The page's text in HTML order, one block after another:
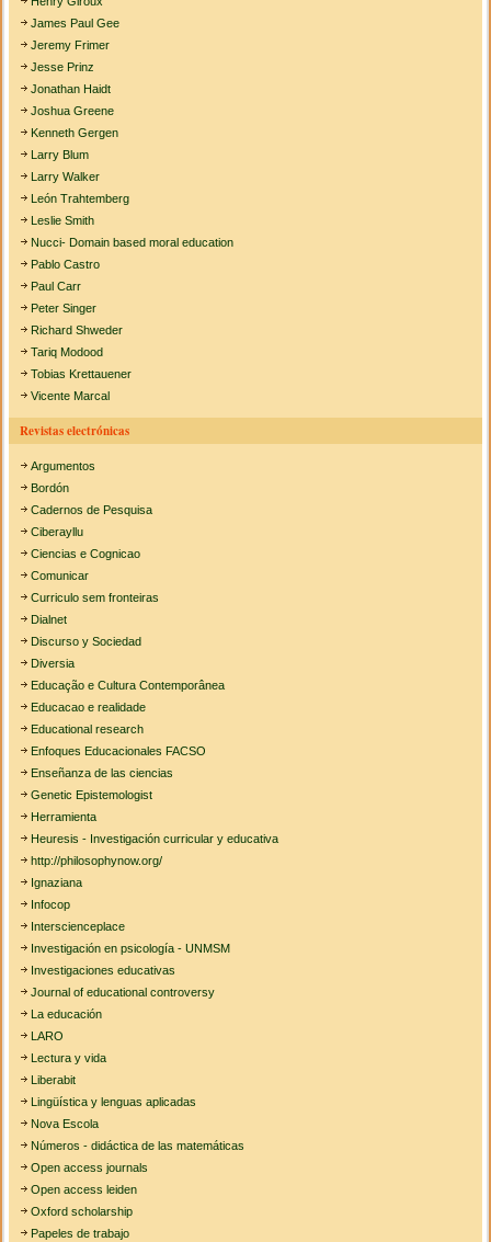
James Paul Gee
Jeremy Frimer
Jesse Prinz
Jonathan Haidt
Joshua Greene
Kenneth Gergen
Larry Blum
Larry Walker
León Trahtemberg
Leslie Smith
Nucci- Domain based moral education
Pablo Castro
Paul Carr
Peter Singer
Richard Shweder
Tariq Modood
Tobias Krettauener
Vicente Marcal
Revistas electrónicas
Argumentos
Bordón
Cadernos de Pesquisa
Ciberayllu
Ciencias e Cognicao
Comunicar
Curriculo sem fronteiras
Dialnet
Discurso y Sociedad
Diversia
Educação e Cultura Contemporânea
Educacao e realidade
Educational research
Enfoques Educacionales FACSO
Enseñanza de las ciencias
Genetic Epistemologist
Herramienta
Heuresis - Investigación curricular y educativa
http://philosophynow.org/
Ignaziana
Infocop
Interscienceplace
Investigación en psicología - UNMSM
Investigaciones educativas
Journal of educational controversy
La educación
LARO
Lectura y vida
Liberabit
Lingüística y lenguas aplicadas
Nova Escola
Números - didáctica de las matemáticas
Open access journals
Open access leiden
Oxford scholarship
Papeles de trabajo